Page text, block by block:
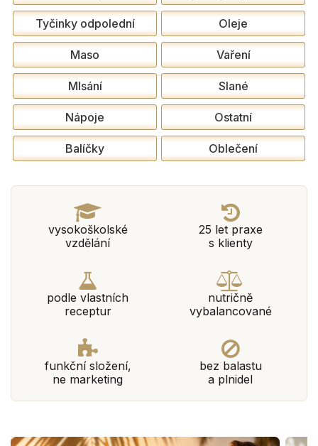
Tyčinky odpolední Oleje
Maso Vaření
Mlsání Slané
Nápoje Ostatní
Balíčky Oblečení
vysokoškolské
vzdělání
25 let praxe
s klienty
podle vlastních
receptur
nutričně
vybalancované
funkční složení,
ne marketing
bez balastu
a plnidel